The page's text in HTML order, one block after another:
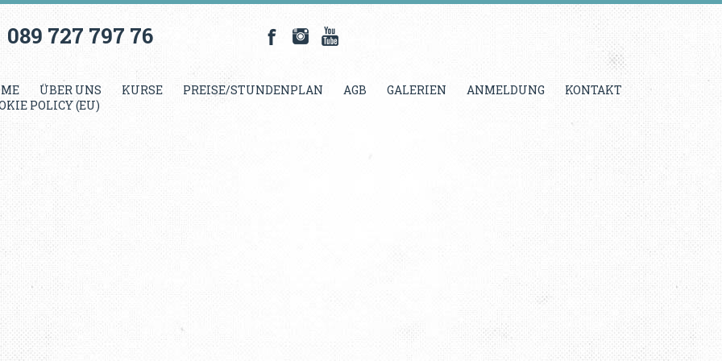
089 727 797 76
ÜBER UNS KURSE PREISE/STUNDENPLAN AGB GALERIEN ANMELDUNG
KONTAKT
POLICY (EU)